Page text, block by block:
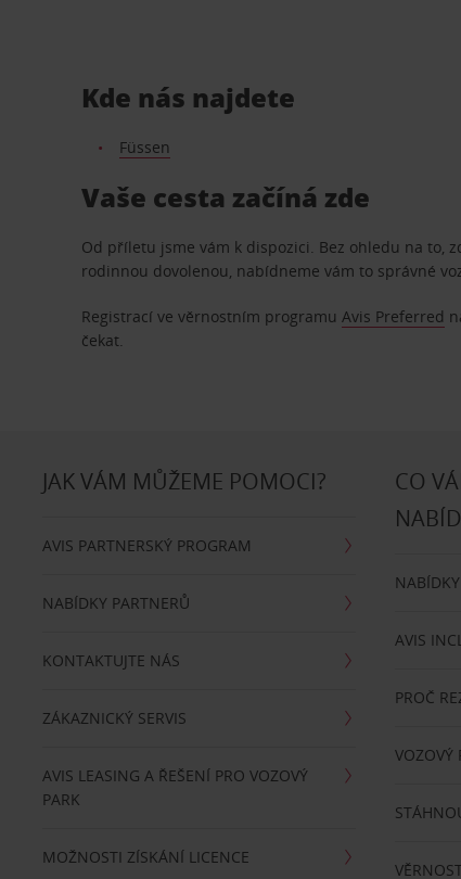
Kde nás najdete
Füssen
Vaše cesta začíná zde
Od příletu jsme vám k dispozici. Bez ohledu na to,
rodinnou dovolenou, nabídneme vám to správné
Registrací ve věrnostním programuAvis Preferred
čekat.
JAK VÁM MŮŽEME POMOCI?
AVIS PARTNERSKÝ PROGRAM
NABÍDKY PARTNERŮ
KONTAKTUJTE NÁS
ZÁKAZNICKÝ SERVIS
AVIS LEASING A ŘEŠENÍ PRO VOZOVÝ
PARK
MOŽNOSTI ZÍSKÁNÍ LICENCE
CO
AVIS
PROČ
VOZOVÝ